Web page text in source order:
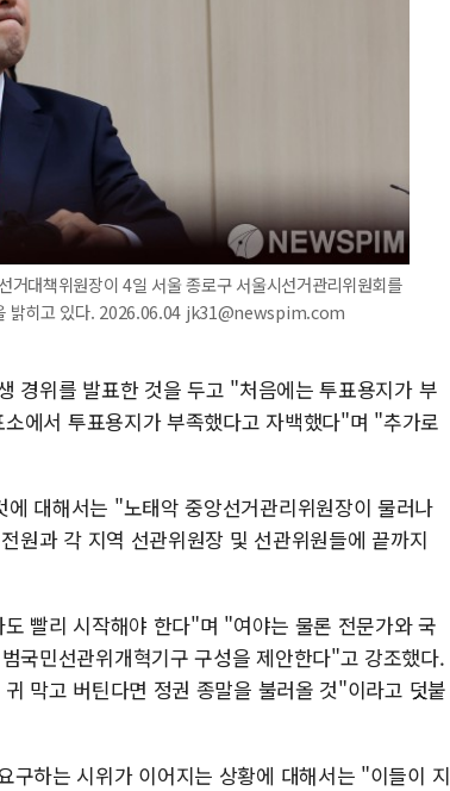
대책위원장이 4일 서울 종로구 서울시선거관리위원회를
밝히고 있다. 2026.06.04 jk31@newspim.com
경위를 발표한 것을 두고 "처음에는 투표용지가 부
에서 투표용지가 부족했다고 자백했다"며 "추가로
대해서는 "노태악 중앙선거관리위원장이 물러나
원과 각 지역 선관위원장 및 선관위원들에 끝까지
빨리 시작해야 한다"며 "여야는 물론 전문가와 국
국민선관위개혁기구 구성을 제안한다"고 강조했다.
막고 버틴다면 정권 종말을 불러올 것"이라고 덧붙
구하는 시위가 이어지는 상황에 대해서는 "이들이 지